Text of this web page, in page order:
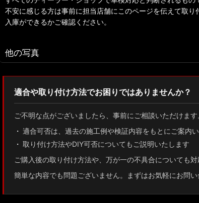
不安に感じる方は事前に担当店舗にこのページを伝えて取り
入庫ができるかご確認ください。
他の写真
画像付き説明書で取り付けサポート
適合や取り付け方法でお困りではありませんか？
ご不明な点がございましたら、事前にご相談いただけます
適合可否は、過去の施工例や検証内容をもとにご案内
取り付け方法やDIY可否についてもご説明いたします
ご購入後の取り付け方法や、万が一の不具合についても
簡単な内容でも問題ございません。まずはお気軽にお問い